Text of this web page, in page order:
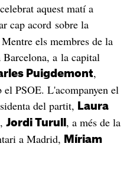
aquest matí a
cap acord sobre la
els membres de la
Barcelona, a la capital
Puigdemont,
PSOE. L'acompanyen el
del partit, Laura
Jordi Turull , a més de la
a Madrid, Míriam